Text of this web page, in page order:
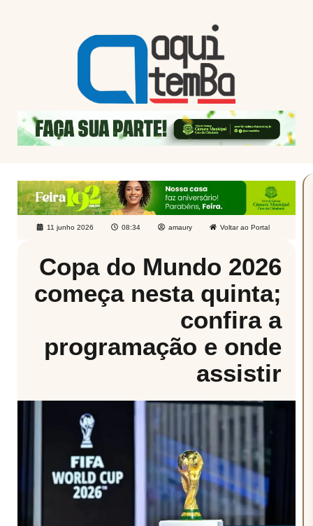
11 junho 2026 08:34 amaury Voltar ao Portal
Copa do Mundo 2026
começa nesta quinta;
confira a
programação e onde
assistir